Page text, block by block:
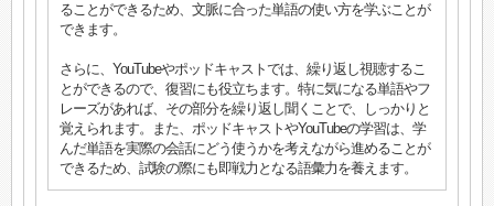
ることができるため、文脈に合った単語の使い方を学ぶことが
できます。
さらに、YouTubeやポッドキャストでは、繰り返し視聴するこ
とができるので、復習にも役立ちます。特に気になる単語やフ
レーズがあれば、その部分を繰り返し聞くことで、しっかりと
覚えられます。また、ポッドキャストやYouTubeの学習は、学
んだ単語を実際の会話にどう使うかを考えながら進めることが
できるため、試験の際にも即戦力となる語彙力を養えます。